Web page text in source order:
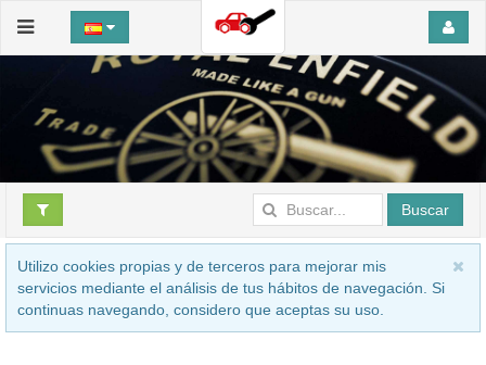
Buscar
Utilizo cookies propias y de terceros para mejorar mis
servicios mediante el análisis de tus hábitos de navegación. Si
continuas navegando, considero que aceptas su uso.